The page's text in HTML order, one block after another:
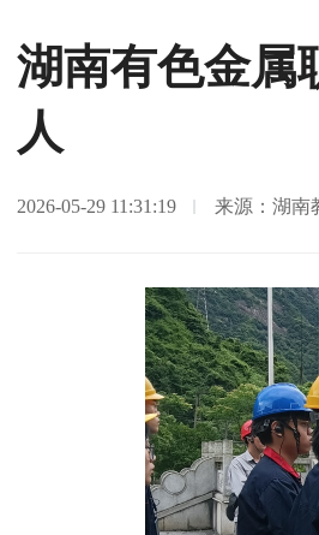
湖南有色金属
人
2026-05-29 11:31:19 来源：湖南